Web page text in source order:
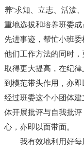
养“求知、立志、活泼
重地选拔和培养班委
先进事迹，帮忙小班
他们工作方法的同时
取得更大提高，在纪
到模范带头作用，亦即
经过班委这个小团体
体开展批评与自我批
心，亦即以面带面。
我有效地利用好